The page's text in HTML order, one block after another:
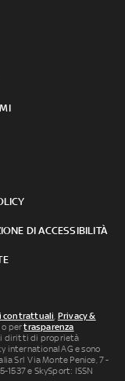
DI ACCESSIBILITÀ
contrattuali Privacy &
o pertrasparenza
i diritti di proprietà
international AG e sono
Srl Via Monte Penice, 7 -
1537 e SkySport: ISSN